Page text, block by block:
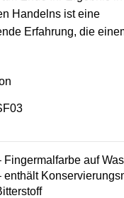
Handelns ist eine
Erfahrung, die
Fingermalfarbe auf
enthält